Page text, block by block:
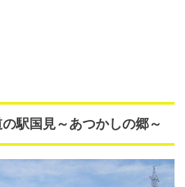
駅国見～あつかしの郷～